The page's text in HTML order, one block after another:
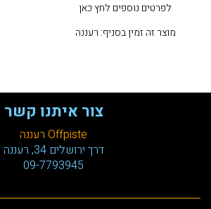
לפרטים נוספים לחץ כאן
מוצר זה זמין בסניף: רעננה
צור איתנו קשר
Offpiste רעננה
דרך ירושלים 34, רעננה
09-7793945